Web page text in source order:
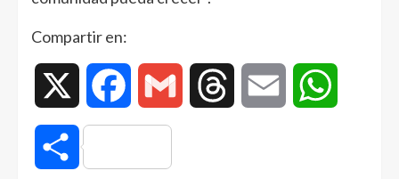
Compartir en:
Facebook Gmail Threads Email
Compartir